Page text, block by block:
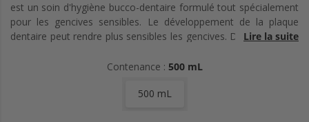
est un soin d'hygiène bucco-dentaire formulé tout spécialement
pour les gencives sensibles. Le développement de la plaque
dentaire peut rendre plus sensibles les gencives. Dans ce cas, le
redoutée et douloureuse aboutissant à un brossage insuffisant
Lire la suite
Contenance : 500 mL
500 mL